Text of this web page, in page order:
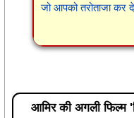
जो आपको तरोताजा कर
आमिर की अगली फिल्म